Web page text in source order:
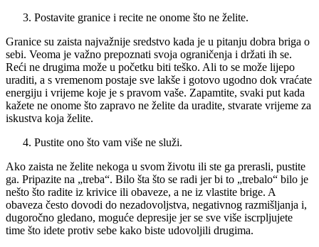
Postavite granice i recite ne onome što ne želite.
Granice su zaista najvažnije sredstvo kada je u pitanju dobra briga o
sebi. Veoma je važno prepoznati svoja ograničenja i držati ih se.
Reći ne drugima može u početku biti teško. Ali to se može lijepo
uraditi, a s vremenom postaje sve lakše i gotovo ugodno dok vraćate
energiju i vrijeme koje je s pravom vaše. Zapamtite, svaki put kada
kažete ne onome što zapravo ne želite da uradite, stvarate vrijeme za
iskustva koja želite.
Pustite ono što vam više ne služi.
Ako zaista ne želite nekoga u svom životu ili ste ga prerasli, pustite
ga. Pripazite na „treba“. Bilo šta što se radi jer bi to „trebalo“ bilo je
nešto što radite iz krivice ili obaveze, a ne iz vlastite brige. A
obaveza često dovodi do nezadovoljstva, negativnog razmišljanja i,
dugoročno gledano, moguće depresije jer se sve više iscrpljujete
time što idete protiv sebe kako biste udovoljili drugima.